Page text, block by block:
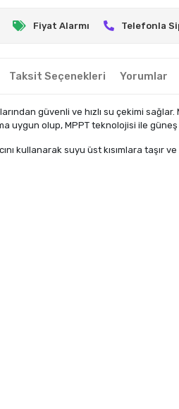
Fiyat Alarmı Telefonla
Taksit Seçenekleri Yorumlar
güvenli ve hızlı su çekimi
olup, MPPT teknolojisi ile güneş
kullanarak suyu üst kısımlara taşır